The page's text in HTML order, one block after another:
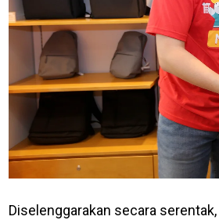
Diselenggarakan secara serentak,